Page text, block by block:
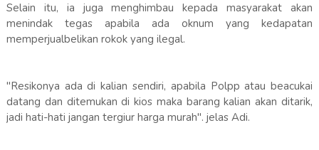
Selain itu, ia juga menghimbau kepada masyarakat akan
menindak tegas apabila ada oknum yang kedapatan
memperjualbelikan rokok yang ilegal.
"Resikonya ada di kalian sendiri, apabila Polpp atau beacukai
datang dan ditemukan di kios maka barang kalian akan ditarik,
jadi hati-hati jangan tergiur harga murah". jelas Adi.